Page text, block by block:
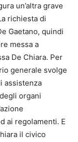
un’altra grave
richiesta di
Gaetano, quindi
messa a
De Chiara. Per
generale svolge
assistenza
organi
ai regolamenti. E
il civico